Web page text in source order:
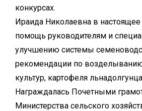
конкурсах.
Ираида Николаевна в
помощь руководителям и
улучшению системы
рекомендации по
культур, картофеля
Награждалась Почетными
Министерства сельского